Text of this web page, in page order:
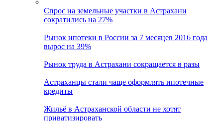
Спрос на земельные участки в Астрахани
сократились на 27%
Рынок ипотеки в России за 7 месяцев 2016 года
вырос на 39%
Рынок труда в Астрахани сокращается в разы
Астраханцы стали чаще оформлять ипотечные
кредиты
Жильё в Астраханской области не хотят
приватизировать